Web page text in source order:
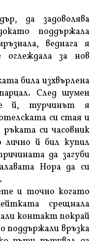
да задоволява
поддържала
веднага я
за нов
била изхвърлена
След шумен
й, турчинът я
си стая и
си часовник
лично й бил купил
да загуби
Нора да си
и точно когато
срещнала
контакт покрай
поддържали връзка